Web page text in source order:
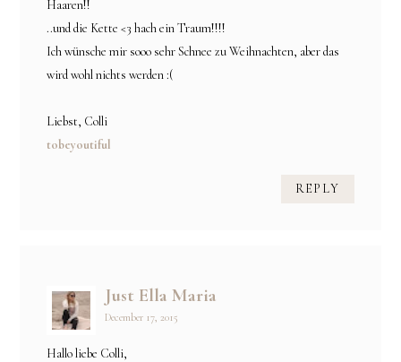
Haaren!!
..und die Kette <3 hach ein Traum!!!!
Ich wünsche mir sooo sehr Schnee zu Weihnachten, aber das
wird wohl nichts werden :(
Liebst, Colli
tobeyoutiful
REPLY
Just Ella Maria
December 17, 2015
Hallo liebe Colli,